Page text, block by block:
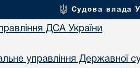
Судова влада
ДСА України
управління Державної